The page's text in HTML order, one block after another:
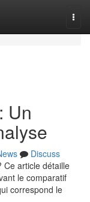
Un
Discuss
Ce article détaille
le comparatif
correspond le